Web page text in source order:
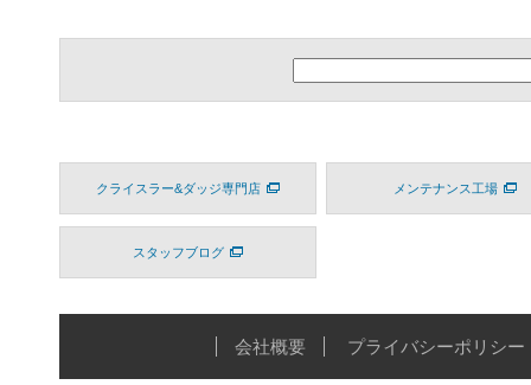
クライスラー&ダッジ専門店 メンテナンス工場
スタッフブログ
会社概要 プライバシーポリシー